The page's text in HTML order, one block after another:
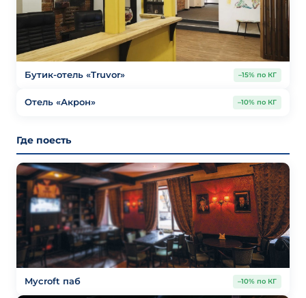
Бутик-отель «Truvor» –15% по КГ
Отель «Акрон» –10% по КГ
Где поесть
Mycroft паб –10% по КГ